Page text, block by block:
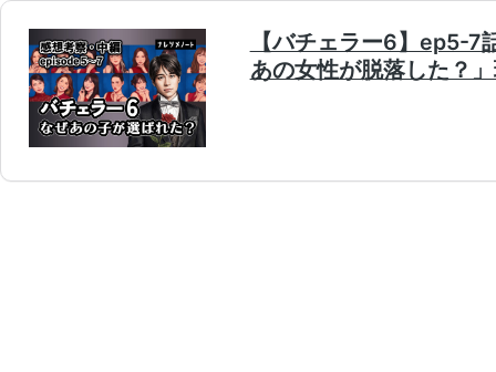
【バチェラー6】ep5-7
あの女性が脱落した？